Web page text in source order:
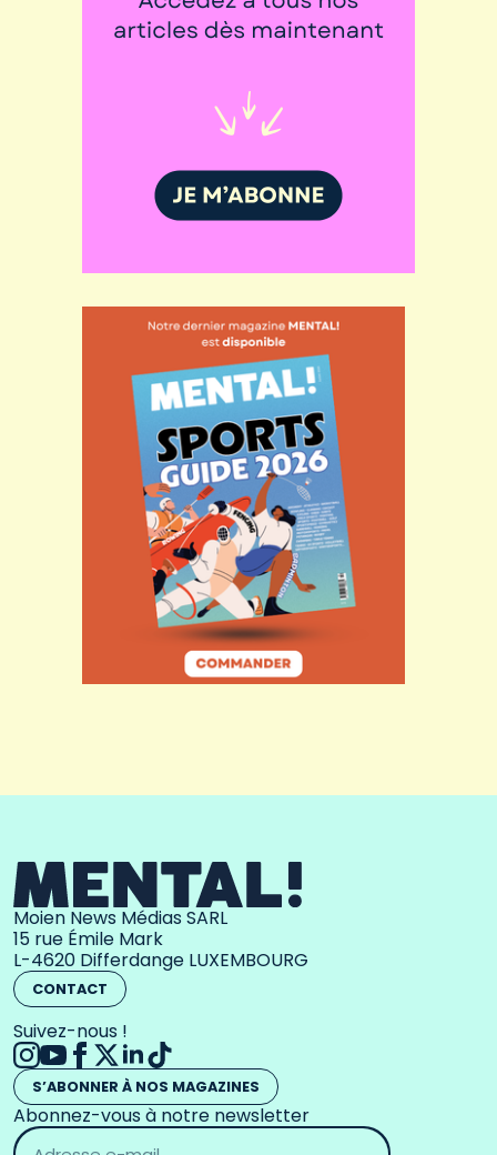
Moien News Médias SARL
15 rue Émile Mark
L-4620 Differdange LUXEMBOURG
CONTACT
Suivez-nous !
S’ABONNER À NOS MAGAZINES
Abonnez-vous à notre newsletter
Adresse